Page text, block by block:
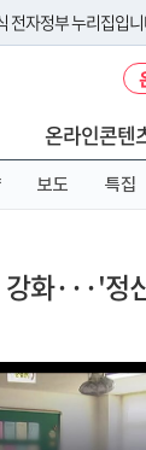
전자정부 누리집입
도메인 주소를 사용
요
온라인콘텐
보도 특집
화···'정